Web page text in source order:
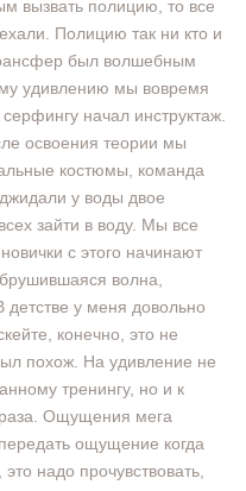
вызвать полицию, то все
Полицию так ни кто и
был волшебным
удивлению мы вовремя
начал инструктаж.
освоения теории мы
костюмы, команда
у воды двое
зайти в воду. Мы все
с этого начинают
волна,
детстве у меня довольно
конечно, это не
похож. На удивление не
тренингу, но и к
Ощущения мега
ощущение когда
надо прочувствовать,